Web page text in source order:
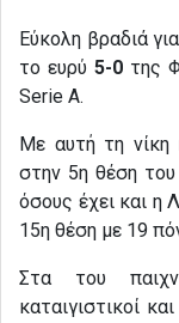
Εύκολη βραδιά
το ευρύ 5-0 της
Serie A.
Με αυτή τη
στην 5η θέση
όσους έχει και η
15η θέση με 19
Στα του
καταιγιστικοί